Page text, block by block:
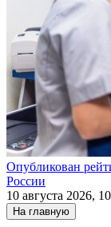
Опубликован
России
10 августа 2026,
На главную